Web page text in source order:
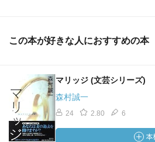
この本が好きな人におすすめの本
マリッジ (文芸シリーズ)
森村誠一
24 2.80 6